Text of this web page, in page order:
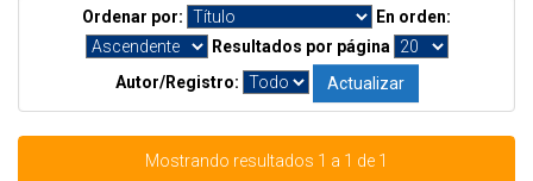
Ordenar por:
En orden:
Resultados por página
Autor/Registro:
Mostrando resultados 1 a 1 de 1